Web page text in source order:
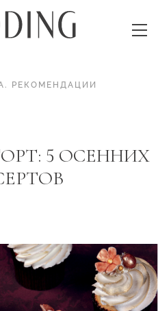
. РЕКОМЕНДАЦИИ
5 ОСЕННИХ